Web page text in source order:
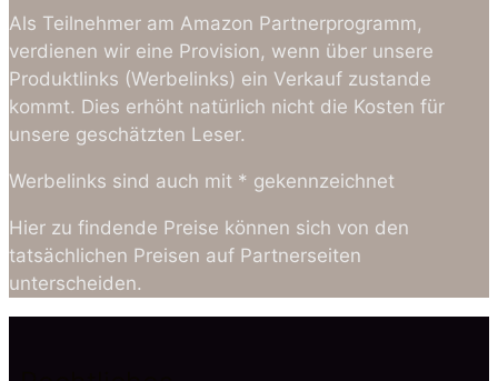
Als Teilnehmer am Amazon Partnerprogramm,
verdienen wir eine Provision, wenn über unsere
Produktlinks (Werbelinks) ein Verkauf zustande
kommt. Dies erhöht natürlich nicht die Kosten für
unsere geschätzten Leser.
Werbelinks sind auch mit * gekennzeichnet
Hier zu findende Preise können sich von den
tatsächlichen Preisen auf Partnerseiten
unterscheiden.